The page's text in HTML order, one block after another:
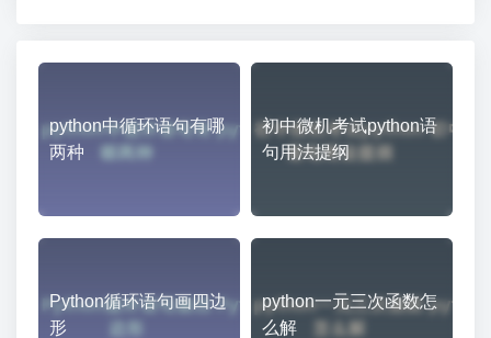
python中循环语句有哪
两种
初中微机考试python语
句用法提纲
Python循环语句画四边
形
python一元三次函数怎
么解